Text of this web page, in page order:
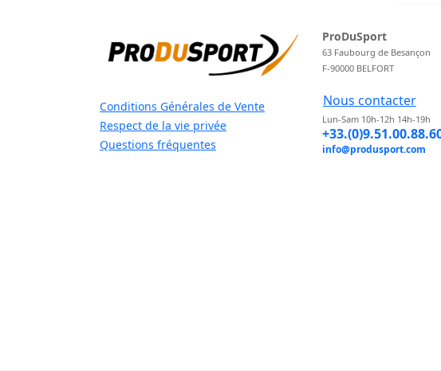
Conditions Générales de Vente
Respect de la vie privée
Questions fréquentes
ProDuSport
63 Faubourg de Besançon
F-90000 BELFORT
Nous contacter
Lun-Sam 10h-12h 14h-19h
info@produsport.com